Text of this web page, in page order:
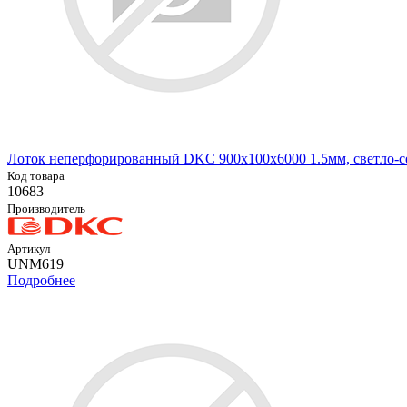
Лоток неперфорированный DKC 900х100х6000 1.5мм, светло-
Код товара
10683
Производитель
Артикул
UNM619
Подробнее